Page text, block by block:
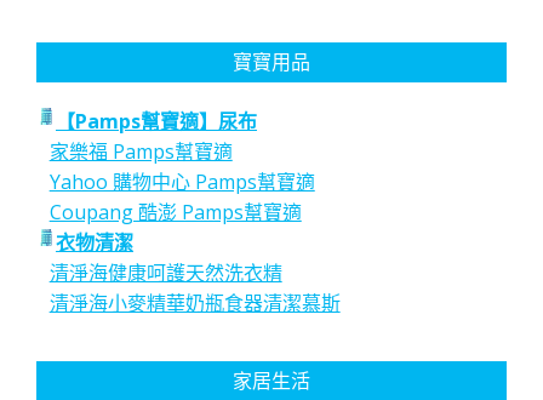
寶寶用品
【Pamps幫寶適】尿布
家樂福 Pamps幫寶適
Yahoo 購物中心 Pamps幫寶適
Coupang 酷澎 Pamps幫寶適
衣物清潔
清淨海健康呵護天然洗衣精
清淨海小麥精華奶瓶食器清潔慕斯
家居生活